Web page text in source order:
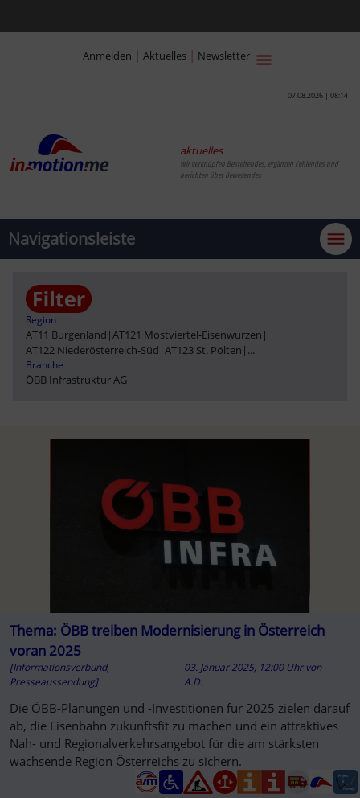
Anmelden | Aktuelles | Newsletter
07.08.2026 | 08:14
aktuelles
Wir verknüpfen Bestehendes, ergänzen Fehlendes und
berichten über Bewegendes
Navigationsleiste
Region
AT11 Burgenland |AT121 Mostviertel-Eisenwurzen |
AT122 Niederösterreich-Süd |AT123 St. Pölten | ...
Branche
ÖBB Infrastruktur AG
Thema: ÖBB treiben Modernisierung in Österreich
voran 2025
[Informationsverbund,
Presseaussendung]
03. Januar 2025, 12:00 Uhr von
A.D.
Die ÖBB-Planungen und -Investitionen für 2025 zielen darauf
ab, die Eisenbahn zukunftsfit zu machen und ein attraktives
Nah- und Regionalverkehrsangebot für die am stärksten
wachsende Region Österreichs zu sichern.